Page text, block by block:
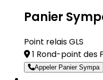
Panier
Point relais GLS
1 Rond-point des
Appeler Panier Sympa